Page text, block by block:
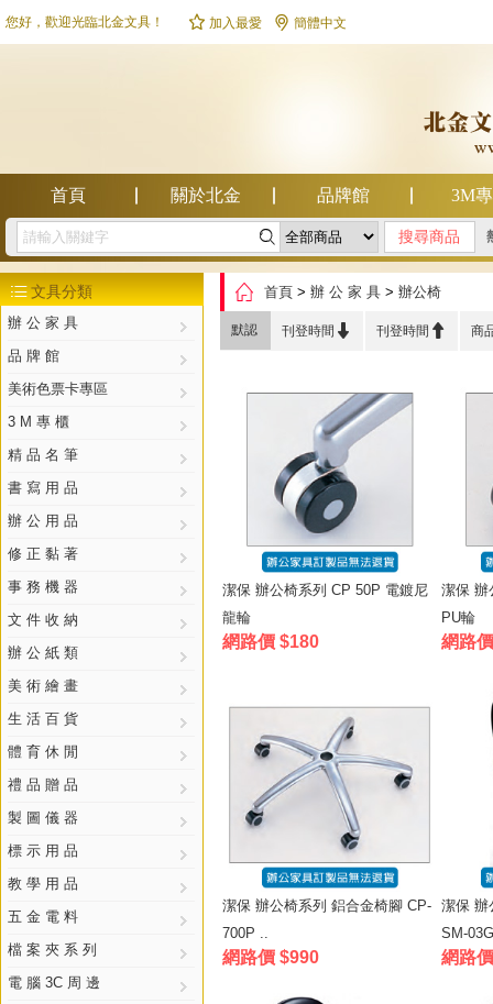
您好，歡迎光臨北金文具！  加入最愛  簡體中文
首頁 關於北金 品牌館 3M
幫助中心 
文具分類
辦 公 家 具
品 牌 館
美術色票卡專區
3 M 專 櫃
精 品 名 筆
書 寫 用 品
辦 公 用 品
修 正 黏 著
事 務 機 器
文 件 收 納
辦 公 紙 類
美 術 繪 畫
生 活 百 貨
體 育 休 閒
禮 品 贈 品
製 圖 儀 器
標 示 用 品
教 學 用 品
五 金 電 料
檔 案 夾 系 列
電 腦 3C 周 邊
 首頁 > 辦 公 家 具 > 辦公椅
默認 刊登時間  刊登時間  商
潔保 辦公椅系列 CP 50P 電鍍尼
龍輪
網路價 $180
潔保 辦
PU輪
網路
潔保 辦公椅系列 鋁合金椅腳 CP-
700P ..
網路價 $990
潔保 辦
SM-
網路